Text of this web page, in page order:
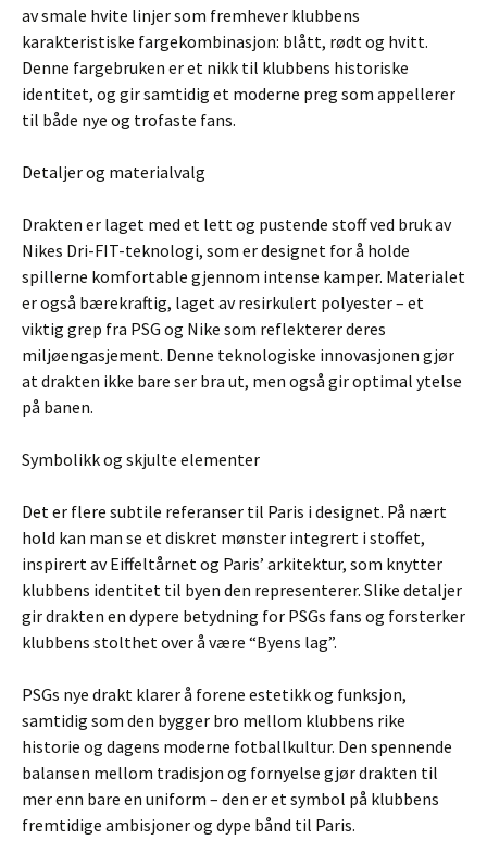
av smale hvite linjer som fremhever klubbens
karakteristiske fargekombinasjon: blått, rødt og hvitt.
Denne fargebruken er et nikk til klubbens historiske
identitet, og gir samtidig et moderne preg som appellerer
til både nye og trofaste fans.
Detaljer og materialvalg
Drakten er laget med et lett og pustende stoff ved bruk av
Nikes Dri-FIT-teknologi, som er designet for å holde
spillerne komfortable gjennom intense kamper. Materialet
er også bærekraftig, laget av resirkulert polyester – et
viktig grep fra PSG og Nike som reflekterer deres
miljøengasjement. Denne teknologiske innovasjonen gjør
at drakten ikke bare ser bra ut, men også gir optimal ytelse
på banen.
Symbolikk og skjulte elementer
Det er flere subtile referanser til Paris i designet. På nært
hold kan man se et diskret mønster integrert i stoffet,
inspirert av Eiffeltårnet og Paris’ arkitektur, som knytter
klubbens identitet til byen den representerer. Slike detaljer
gir drakten en dypere betydning for PSGs fans og forsterker
klubbens stolthet over å være “Byens lag”.
PSGs nye drakt klarer å forene estetikk og funksjon,
samtidig som den bygger bro mellom klubbens rike
historie og dagens moderne fotballkultur. Den spennende
balansen mellom tradisjon og fornyelse gjør drakten til
mer enn bare en uniform – den er et symbol på klubbens
fremtidige ambisjoner og dype bånd til Paris.